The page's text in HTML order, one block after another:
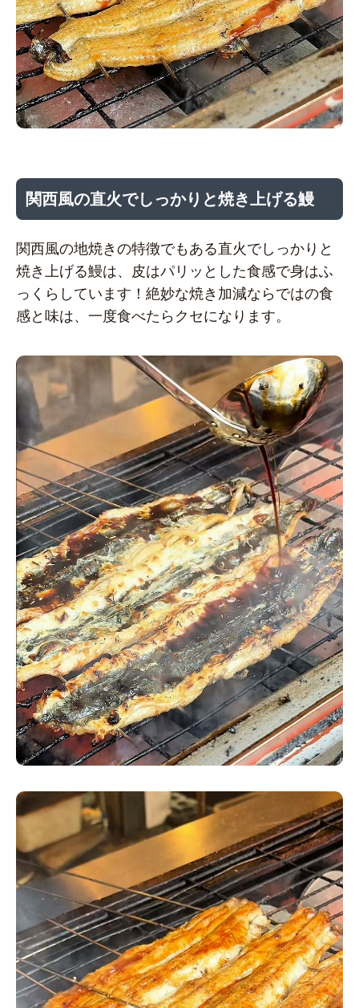
関西風の直火でしっかりと焼き上げる鰻
関西風の地焼きの特徴でもある直火でしっかりと
焼き上げる鰻は、皮はパリッとした食感で身はふ
っくらしています！絶妙な焼き加減ならではの食
感と味は、一度食べたらクセになります。